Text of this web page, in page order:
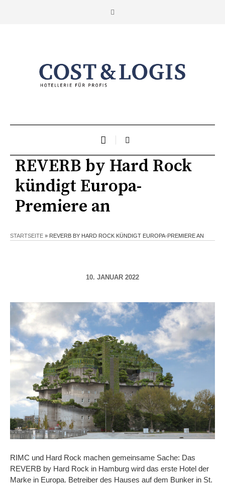
REVERB by Hard Rock
kündigt Europa-
Premiere an
STARTSEITE » REVERB BY HARD ROCK KÜNDIGT EUROPA-PREMIERE AN
10. JANUAR 2022
RIMC und Hard Rock machen gemeinsame Sache: Das
REVERB by Hard Rock in Hamburg wird das erste Hotel der
Marke in Europa. Betreiber des Hauses auf dem Bunker in St.